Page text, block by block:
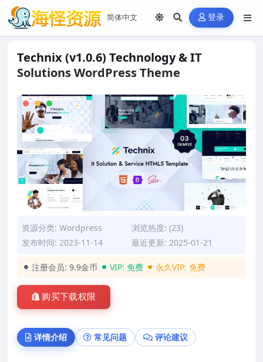
登录
Technix (v1.0.6) Technology & IT
Solutions WordPress Theme
资源分类: Wordpress
浏览热度: (23)
发布时间: 2023-11-14
最近更新: 2025-01-21
注册会员: 9.9金币 VIP: 免费 永久VIP: 免费
购买下载权限
详情介绍 常见问题 评论建议